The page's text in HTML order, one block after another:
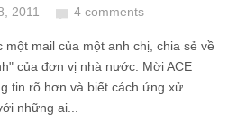
2011 4 comments
một mail của một anh chị, chia sẻ về
của đơn vị nhà nước. Mời ACE
tin rõ hơn và biết cách ứng xử.
những ai...